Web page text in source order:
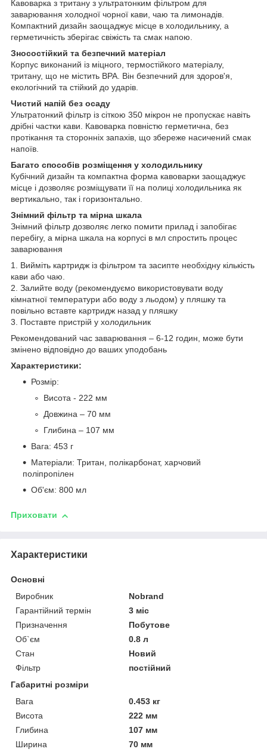
Кавоварка з тритану з ультратонким фільтром для
заварювання холодної чорної кави, чаю та лимонадів.
Компактний дизайн заощаджує місце в холодильнику, а
герметичність зберігає свіжість та смак напою.
Зносостійкий та безпечний матеріал
Корпус виконаний із міцного, термостійкого матеріалу,
тритану, що не містить BPA. Він безпечний для здоров'я,
екологічний та стійкий до ударів.
Чистий напій без осаду
Ультратонкий фільтр із сіткою 350 мікрон не пропускає навіть
дрібні частки кави. Кавоварка повністю герметична, без
протікання та сторонніх запахів, що збереже насичений смак
напоїв.
Багато способів розміщення у холодильнику
Кубічний дизайн та компактна форма кавоварки заощаджує
місце і дозволяє розміщувати її на полиці холодильника як
вертикально, так і горизонтально.
Знімний фільтр та мірна шкала
Знімний фільтр дозволяє легко помити прилад і запобігає
перебігу, а мірна шкала на корпусі в мл спростить процес
заварювання
1. Вийміть картридж із фільтром та засипте необхідну кількість
кави або чаю.
2. Залийте воду (рекомендуємо використовувати воду
кімнатної температури або воду з льодом) у пляшку та
повільно вставте картридж назад у пляшку
3. Поставте пристрій у холодильник
Рекомендований час заварювання – 6-12 годин, може бути
змінено відповідно до ваших уподобань
Характеристики:
Розмір:
Висота - 222 мм
Довжина – 70 мм
Глибина – 107 мм
Вага: 453 г
Матеріали: Тритан, полікарбонат, харчовий
поліпропілен
Об'єм: 800 мл
Приховати
Характеристики
Основні
Виробник
Nobrand
Гарантійний термін
3 міс
Призначення
Побутове
Об`єм
0.8 л
Стан
Новий
Фільтр
постійний
Габаритні розміри
Вага
0.453 кг
Висота
222 мм
Глибина
107 мм
Ширина
70 мм